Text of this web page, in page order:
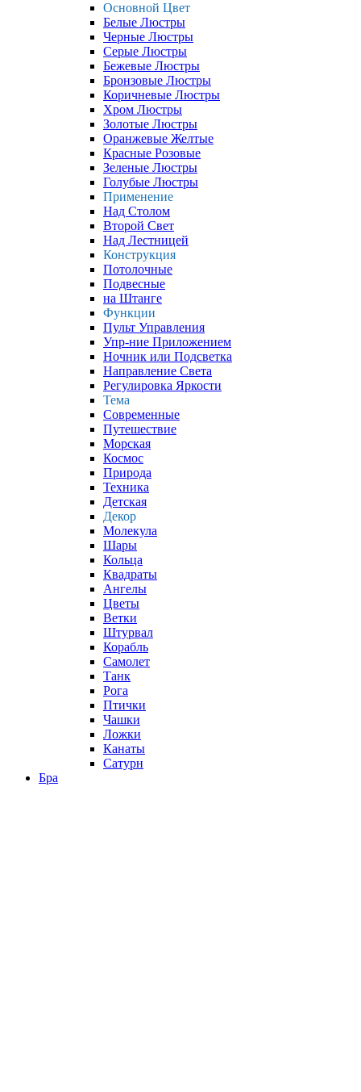
Основной Цвет
Белые Люстры
Черные Люстры
Серые Люстры
Бежевые Люстры
Бронзовые Люстры
Коричневые Люстры
Хром Люстры
Золотые Люстры
Оранжевые Желтые
Красные Розовые
Зеленые Люстры
Голубые Люстры
Применение
Над Столом
Второй Свет
Над Лестницей
Конструкция
Потолочные
Подвесные
на Штанге
Функции
Пульт Управления
Упр-ние Приложением
Ночник или Подсветка
Направление Света
Регулировка Яркости
Тема
Современные
Путешествие
Морская
Космос
Природа
Техника
Детская
Декор
Молекула
Шары
Кольца
Квадраты
Ангелы
Цветы
Ветки
Штурвал
Корабль
Самолет
Танк
Рога
Птички
Чашки
Ложки
Канаты
Сатурн
Бра